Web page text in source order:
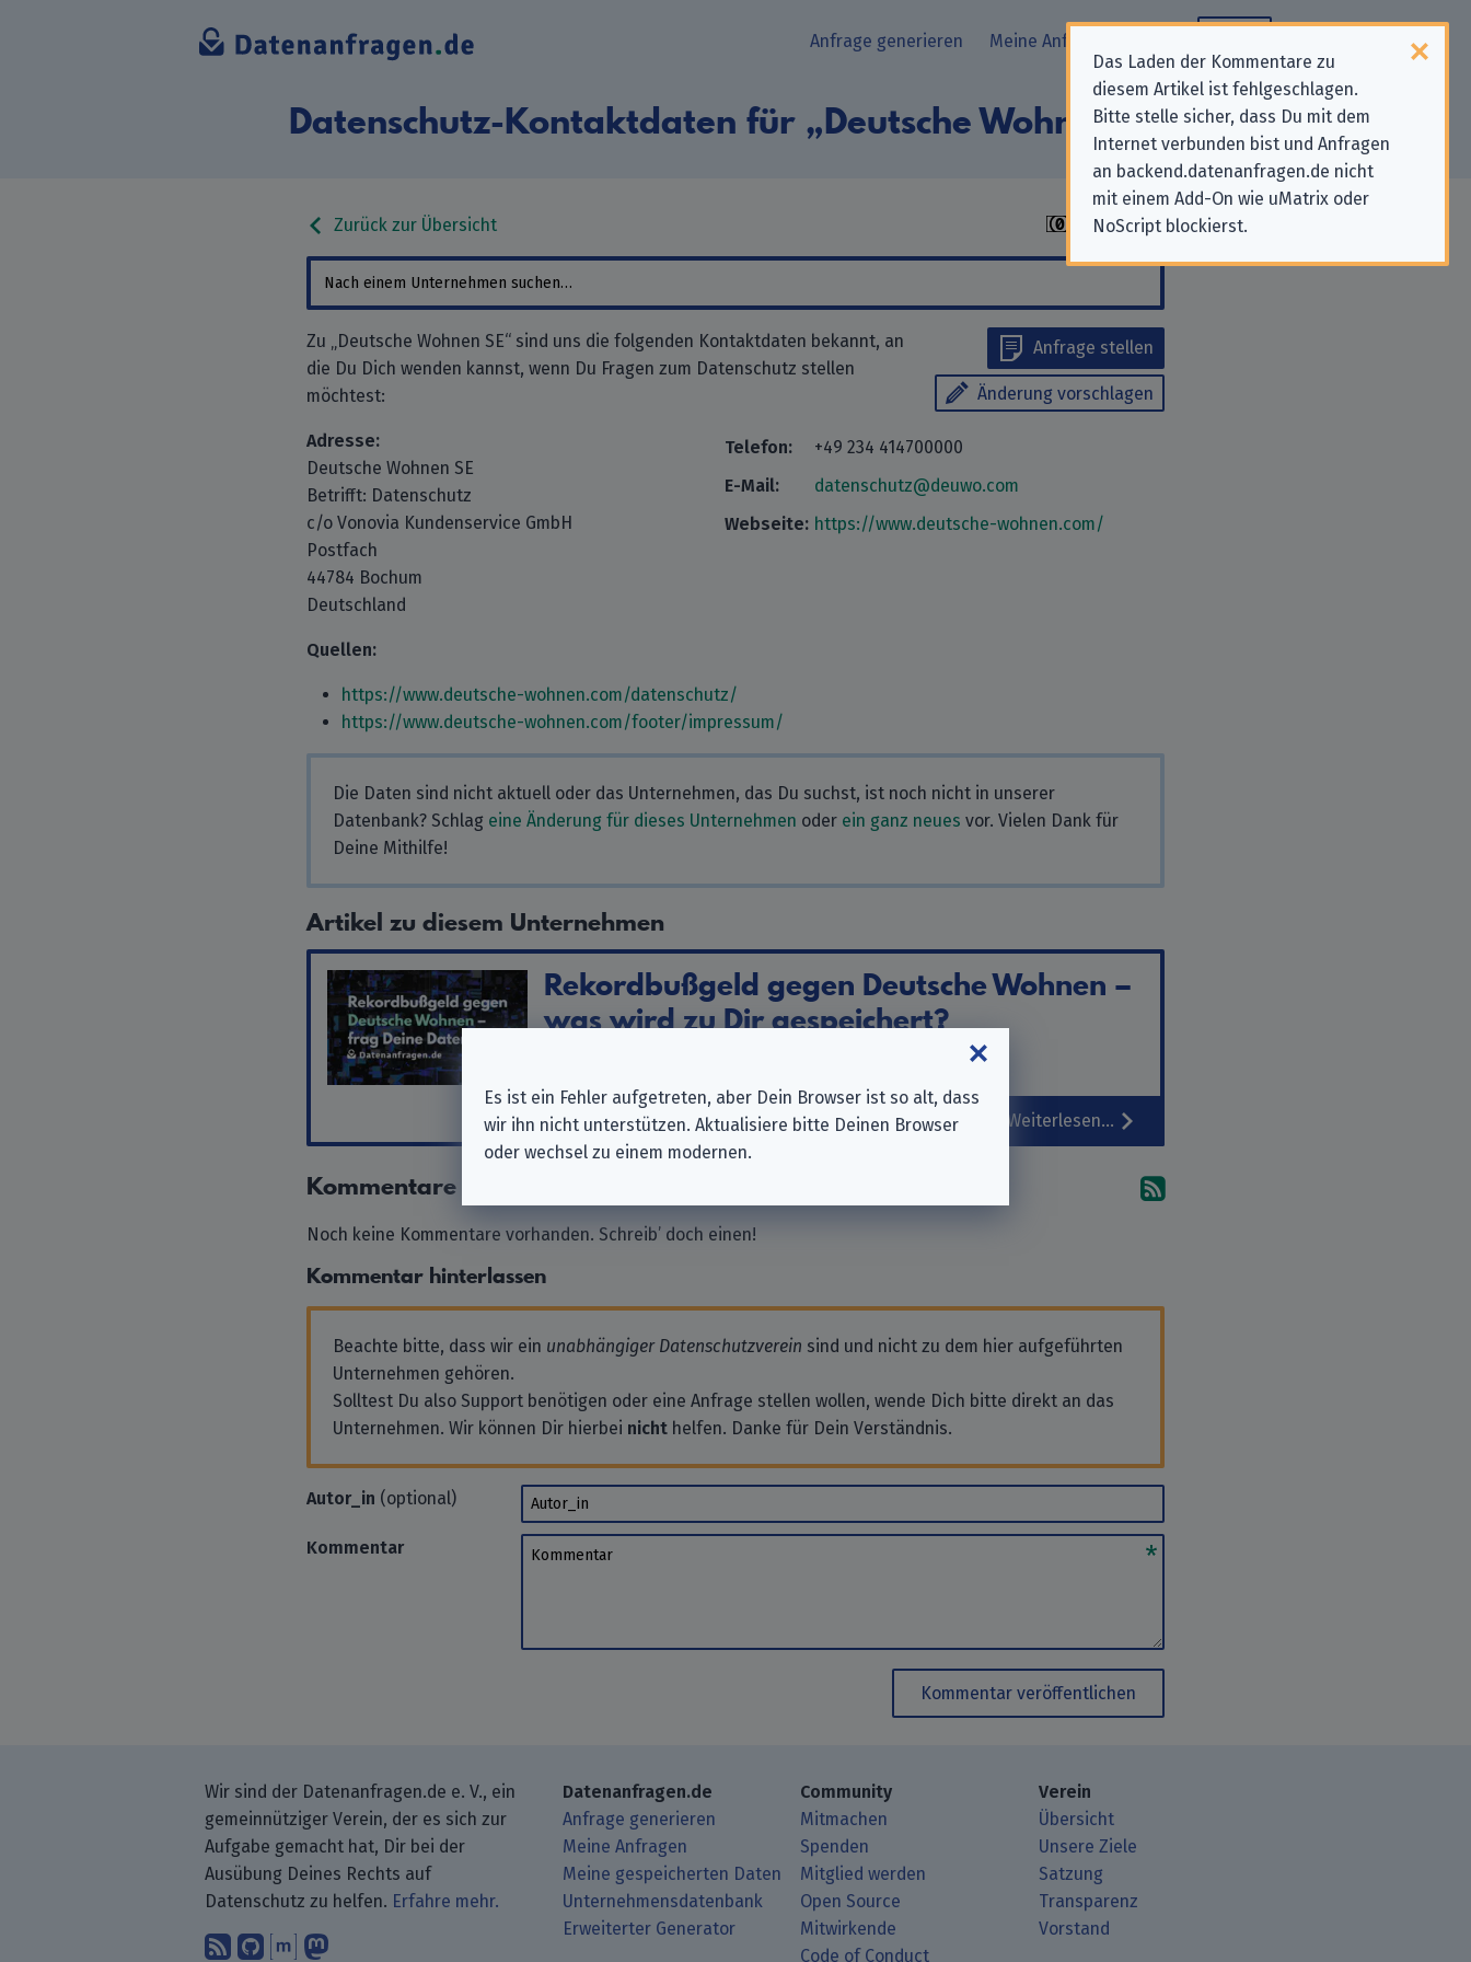
Das Laden der Kommentare zu
diesem Artikel ist fehlgeschlagen.
Bitte stelle sicher, dass Du mit dem
Internet verbunden bist und Anfragen
an backend.datenanfragen.de nicht
mit einem Add-On wie uMatrix oder
NoScript blockierst.
Anfrage generieren Meine Anfragen
Datenschutz-Kontaktdaten für „Deutsche Wohnen SE“
Zurück zur Übersicht
Anfrage stellen
Änderung vorschlagen
Zu „Deutsche Wohnen SE“ sind uns die folgenden Kontaktdaten bekannt, an
die Du Dich wenden kannst, wenn Du Fragen zum Datenschutz stellen
möchtest:
Adresse:
Deutsche Wohnen SE
Betrifft: Datenschutz
c/o Vonovia Kundenservice GmbH
Postfach
44784 Bochum
Deutschland
Telefon:
+49 234 414700000
E-Mail:
datenschutz@deuwo.com
Webseite: https://www.deutsche-wohnen.com/
Quellen:
https://www.deutsche-wohnen.com/datenschutz/
https://www.deutsche-wohnen.com/footer/impressum/
Die Daten sind nicht aktuell oder das Unternehmen, das Du suchst, ist noch nicht in unserer
Datenbank? Schlag eine Änderung für dieses Unternehmen oder ein ganz neues vor. Vielen Dank für
Deine Mithilfe!
Artikel zu diesem Unternehmen
Rekordbußgeld gegen Deutsche Wohnen –
was wird zu Dir gespeichert?
Weiterlesen…
Kommentare Abonniere die
Noch keine Kommentare vorhanden. Schreib’ doch einen!
Kommentar hinterlassen
Beachte bitte, dass wir ein unabhängiger Datenschutzverein sind und nicht zu dem hier aufgeführten
Unternehmen gehören.
Solltest Du also Support benötigen oder eine Anfrage stellen wollen, wende Dich bitte direkt an das
Unternehmen. Wir können Dir hierbei nicht helfen. Danke für Dein Verständnis.
Autor_in (optional) Autor_in
Kommentar Kommentar
Kommentar veröffentlichen
Wir sind der Datenanfragen.de e. V., ein
gemeinnütziger Verein, der es sich zur
Aufgabe gemacht hat, Dir bei der
Ausübung Deines Rechts auf
Datenschutz zu helfen. Erfahre mehr.
Abonniere unsere Blogbeiträge mit Deinem RSS-Reader.
Finde uns bei GitHub.
Unterhalte Dich mit uns über Matrix.
Folge uns bei Mastodon.
Datenanfragen.de
Anfrage generieren
Meine Anfragen
Meine gespeicherten Daten
Unternehmensdatenbank
Erweiterter Generator
Community
Mitmachen
Spenden
Mitglied werden
Open Source
Mitwirkende
Code of Conduct
Verein
Übersicht
Unsere Ziele
Satzung
Transparenz
Vorstand
Es ist ein Fehler aufgetreten, aber Dein Browser ist so alt, dass
wir ihn nicht unterstützen. Aktualisiere bitte Deinen Browser
oder wechsel zu einem modernen.